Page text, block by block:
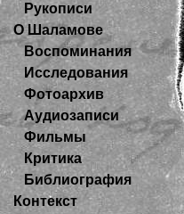
Рукописи
О Шаламове
Воспоминания
Исследования
Фотоархив
Аудиозаписи
Фильмы
Критика
Библиография
Контекст